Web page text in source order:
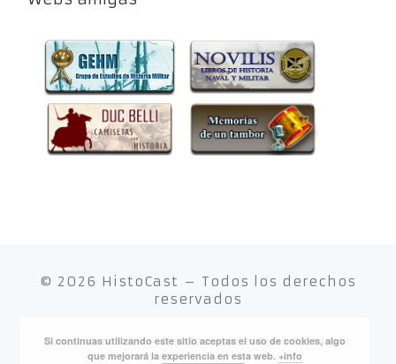
© 2026 HistoCast – Todos los derechos
reservados
Funciona conWP– Diseñado con elTema Customizr
Si continuas utilizando este sitio aceptas el uso de cookies, algo
que mejorará la experiencia en esta web. +info